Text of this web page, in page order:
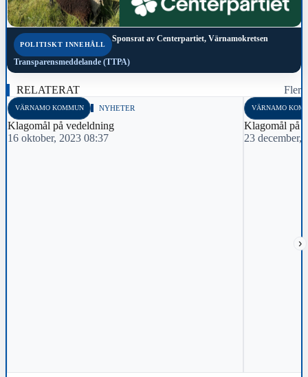
POLITISKT INNEHÅLL
Sponsrat av Centerpartiet, Värnamokretsen
Transparensmeddelande (TTPA)
RELATERAT Fler
›
VÄRNAMO KOMMUN NYHETER
Klagomål på vedeldning
16 oktober, 2023 08:37
VÄRNAMO
Klagomål på
23 december,